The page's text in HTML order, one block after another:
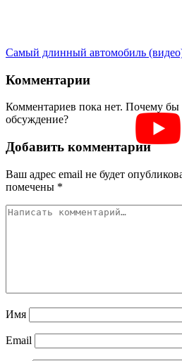
Самый длинный автомобиль
Комментарии
Комментариев пока нет. Почему бы
обсуждение?
Добавить комментарий
Ваш адрес email не будет
помечены *
Имя
Email